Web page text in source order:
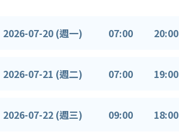
2026-07-20 (週一) 07:00 20:00
2026-07-21 (週二) 07:00 19:00
2026-07-22 (週三) 09:00 18:00